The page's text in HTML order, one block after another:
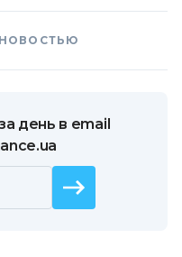
день в email